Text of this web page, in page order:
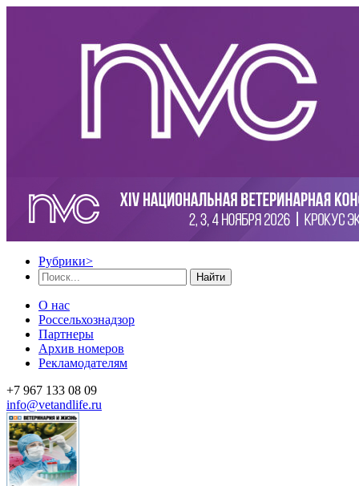
Рубрики>
Найти
О нас
Россельхознадзор
Партнеры
Архив номеров
Рекламодателям
+7 967 133 08 09
info@vetandlife.ru